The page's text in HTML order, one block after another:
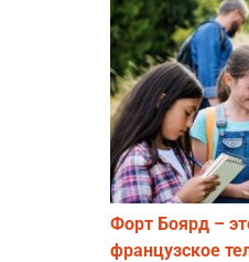
Форт Боярд –
французское